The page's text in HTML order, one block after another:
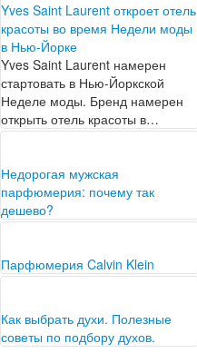
Yves Saint Laurent откроет отель
красоты во время Недели моды
в Нью-Йорке
Yves Saint Laurent намерен
стартовать в Нью-Йоркской
Неделе моды. Бренд намерен
открыть отель красоты в…
Недорогая мужская
парфюмерия: почему так
дешево?
Покупая мужскую парфюмерию
ознакомиться с ее качеством.
Если говорить о лицензионном
Парфюмерия Calvin Klein
Сенсация, скандал, модный
громкого имени Calvin Klein.
Основанная в 1968…
Как выбрать духи. Полезные
советы по подбору духов.